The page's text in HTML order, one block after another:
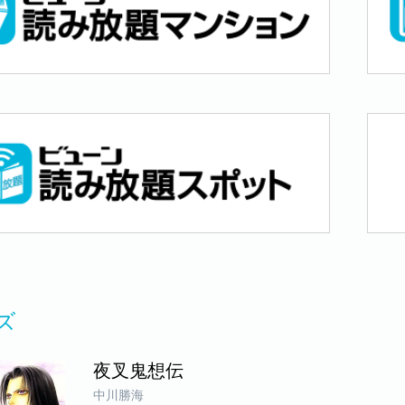
夜叉鬼想伝
中川勝海